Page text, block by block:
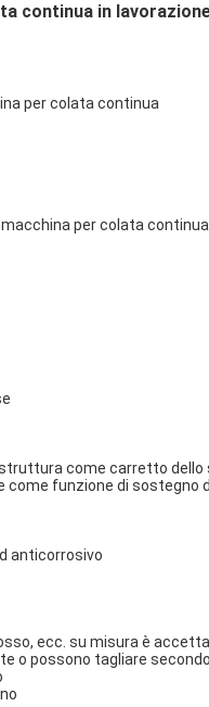
continua in
per colata continua
per colata continua
struttura come carretto
come funzione di
anticorrosivo
ecc. su misura è
o possono tagliare